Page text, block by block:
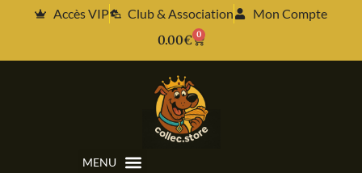
Accès VIP Club & Association
Mon Compte
0.00€ 0